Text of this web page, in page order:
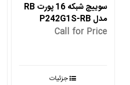
سوییچ شبکه 16 پورت RB
مدل P242G1S-RB
Call for Price
جزئیات